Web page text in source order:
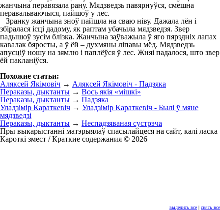
выделить все | снять все
жанчына перавязала рану. Мядзведзь павярнуўся, смешна
перавальваючыся, пайшоў у лес.
Зранку жанчына зноў пайшла на сваю ніву. Дажала лён і
збіралася ісці дадому, як раптам убачыла мядзведзя. Звер
падышоў зусім блізка. Жанчына заўважыла ў яго пярэдніх лапах
кавалак бяросты, а ў ёй – духмяны ліпавы мёд. Мядзведзь
апусціў ношу на зямлю і паплёўся ў лес. Жняі падалося, што звер
ёй пакланіўся.
Похожие статьи:
Аляксей Якімовіч → Аляксей Якімовіч - Падзяка
Пераказы, дыктанты → Вось якія «мішкі»
Пераказы, дыктанты → Падзяка
Уладзімір Караткевіч → Уладзімір Караткевіч - Былі ў мяне
мядзведзі
Пераказы, дыктанты → Неспадзяваная сустрэча
Пры выкарыстанні матэрыялаў спасылайцеся на сайт, калі ласка
Кароткі змест / Краткие содержания © 2026